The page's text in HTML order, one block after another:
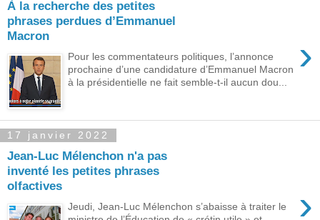
À la recherche des petites
phrases perdues d’Emmanuel
Macron
›
Pour les commentateurs politiques, l’annonce
prochaine d’une candidature d’Emmanuel Macron
à la présidentielle ne fait semble-t-il aucun dou...
17 janvier 2022
Jean-Luc Mélenchon n'a pas
inventé les petites phrases
olfactives
›
Jeudi, Jean-Luc Mélenchon s’abaisse à traiter le